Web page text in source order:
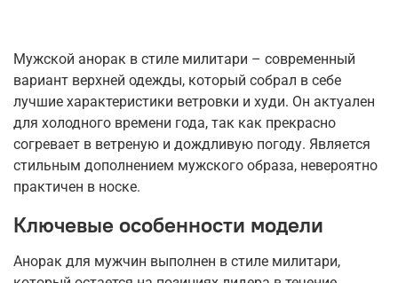
Мужской анорак в стиле милитари – современный
вариант верхней одежды, который собрал в себе
лучшие характеристики ветровки и худи. Он актуален
для холодного времени года, так как прекрасно
согревает в ветреную и дождливую погоду. Является
стильным дополнением мужского образа, невероятно
практичен в носке.
Ключевые особенности модели
Анорак для мужчин выполнен в стиле милитари,